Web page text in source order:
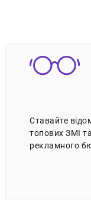
Ставайте
топових ЗМІ
рекламного